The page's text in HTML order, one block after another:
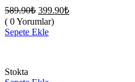
589.90₺ Orijinal
fiyat:
589.90₺.
399.90₺Şu
( 0 Yorumlar)
Sepete Ekle
Stokta